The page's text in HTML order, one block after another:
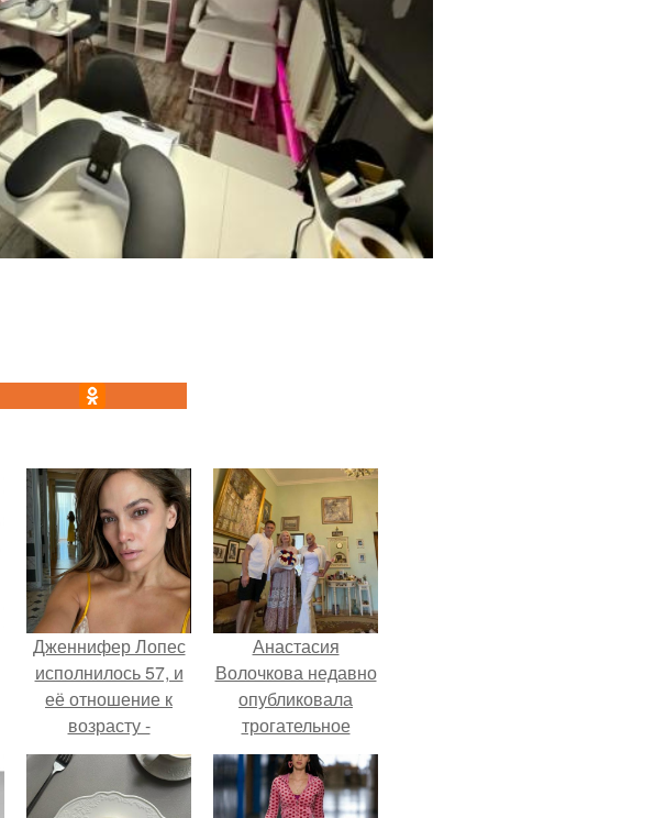
Дженнифер Лопес
исполнилось 57, и
её отношение к
возрасту -
настоящий
манифест
уверенности: "не
Анастасия
Волочкова недавно
опубликовала
трогательное
совместное фото
со своей мамой, к
которой она